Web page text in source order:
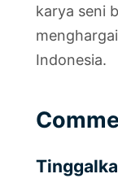
karya seni
Indonesia.